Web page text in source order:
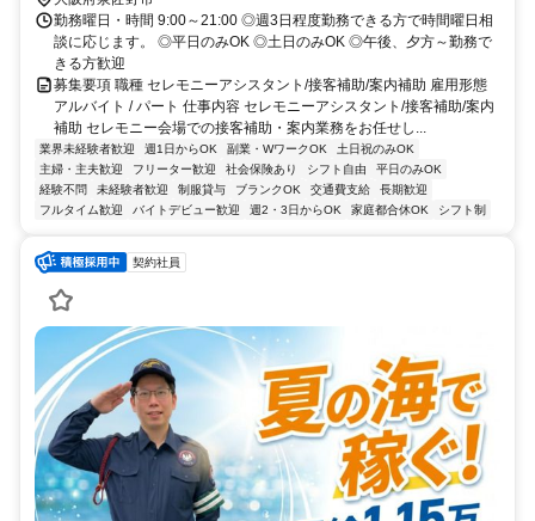
勤務曜日・時間 9:00～21:00 ◎週3日程度勤務できる方で時間曜日相
談に応じます。 ◎平日のみOK ◎土日のみOK ◎午後、夕方～勤務で
きる方歓迎
募集要項 職種 セレモニーアシスタント/接客補助/案内補助 雇用形態
アルバイト / パート 仕事内容 セレモニーアシスタント/接客補助/案内
補助 セレモニー会場での接客補助・案内業務をお任せし...
業界未経験者歓迎 週1日からOK 副業・WワークOK
土日祝のみOK
主婦・主夫歓迎
フリーター歓迎 社会保険あり シフト自由
平日のみOK
経験不問
未経験者歓迎 制服貸与 ブランクOK 交通費支給
長期歓迎
フルタイム歓迎
バイトデビュー歓迎 週2・3日からOK 家庭都合休OK シフト制
契約社員